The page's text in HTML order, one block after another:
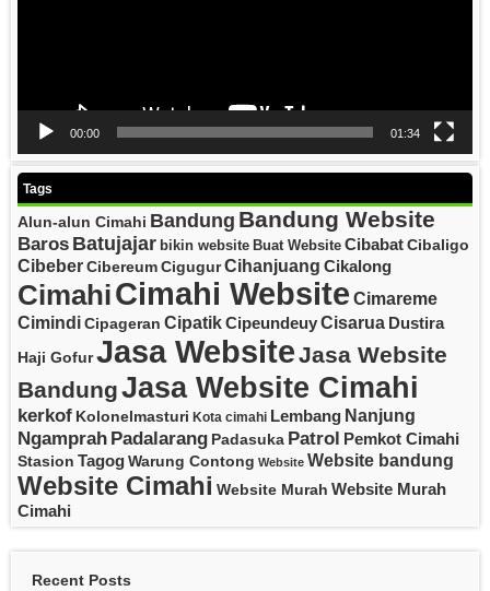
00:00 01:34
Tags
Alun-alun Cimahi Bandung Bandung Website
Baros Batujajar bikin website Buat Website CibabatCibaligo
CibeberCibereumCigugurCihanjuang Cikalong
CimahiCimahi Website Cimareme
CimindiCipageran CipatikCipeundeuyCisarua Dustira
Haji Gofur Jasa WebsiteJasa Website
BandungJasa Website Cimahi
kerkof Kolonelmasturi Kota cimahi Lembang Nanjung
Ngamprah Padalarang Padasuka Patrol Pemkot Cimahi
Stasion TagogWarung Contong Website Website bandung
Website Cimahi Website Murah Website Murah
Cimahi
Recent Posts